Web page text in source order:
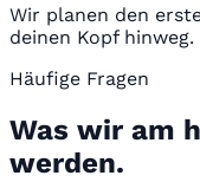
Wir planen den
deinen Kopf hinweg.
Häufige Fragen
Was wir am
werden.